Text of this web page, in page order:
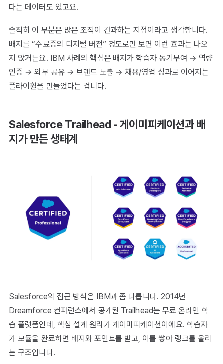
다는 데이터도 있고요.
솔직히 이 부분은 많은 조직이 간과하는 지점이라고 생각합니다.
배지를 “수료증의 디지털 버전” 정도로만 보면 이런 효과는 나오
지 않거든요. IBM 사례의 핵심은 배지가 학습자 동기부여 → 역량
인증 → 외부 공유 → 브랜드 노출 → 채용/영업 성과로 이어지는
플라이휠을 만들었다는 겁니다.
Salesforce Trailhead - 게이미피케이션과 배
지가 만든 생태계
Salesforce의 접근 방식은 IBM과 좀 다릅니다. 2014년
Dreamforce 컨퍼런스에서 공개된 Trailhead는 무료 온라인 학
습 플랫폼인데, 핵심 설계 원리가 게이미피케이션이에요. 학습자
가 모듈을 완료하면 배지와 포인트를 받고, 이를 쌓아 랭크를 올리
는 구조입니다.